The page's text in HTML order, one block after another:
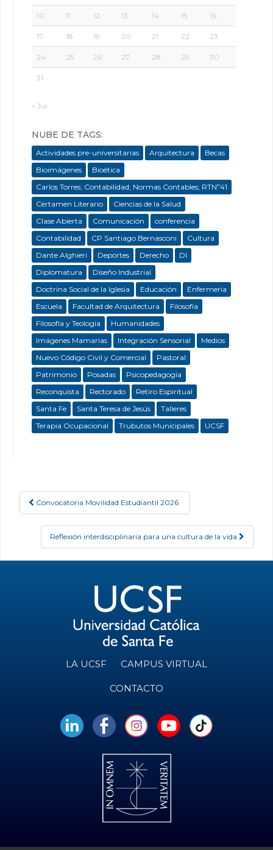
10 11 12 13 14 15 16
17 18 19 20 21 22 23
24 25 26 27 28 29 30
31
« Jul
NUBE DE TAGS:
Actividades pre-universitarias Arquitectura
Becas
Bioimágenes
Bioética
Carlos Torres; Contabilidad; Normas Contables; RTNº41
Certamen Literario
Ciencias de la Salud
Clase Abierta
Comunicación
conferencia
Contabilidad
CP Santiago Bernasconi
Cultura
Dante Alghieri
Deportes Derecho
DI
Diplomatura
Diseño Industrial
Doctrina Social de la Iglesia
Educación
Enfermeria
Escuela
Facultad de Arquitectura
Filosofía
Filosofía y Teología
Humanidades
Imágenes Mamarias
Integración Sensorial
Medios
Nuevo Código Civil y Comercial
Pastoral
Patrimonio
Posadas
Psicopedagogía
Reconquista
Rectorado
Retiro Espiritual
Santa Fe
Santa Teresa de Jesús
Talleres
Terapia Ocupacional
Trubutos Municipales UCSF
Post navigation
Convocatoria Movilidad Estudiantil 2026
Reflexión interdisciplinaria para una cultura de la vida
LA UCSF CAMPUS VIRTUAL
CONTACTO